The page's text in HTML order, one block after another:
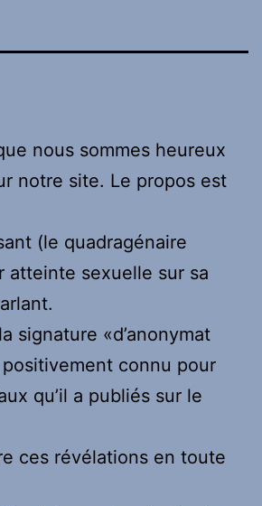
nous sommes heureux
notre site. Le propos est
(le quadragénaire
atteinte sexuelle sur sa
signature «d’anonymat
positivement connu pour
qu’il a publiés sur le
ces révélations en toute